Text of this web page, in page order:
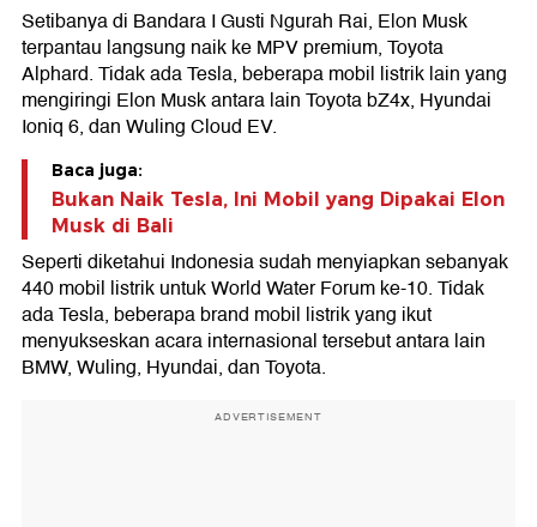
Setibanya di Bandara I Gusti Ngurah Rai, Elon Musk
terpantau langsung naik ke MPV premium, Toyota
Alphard. Tidak ada Tesla, beberapa mobil listrik lain yang
mengiringi Elon Musk antara lain Toyota bZ4x, Hyundai
Ioniq 6, dan Wuling Cloud EV.
Baca juga:
Bukan Naik Tesla, Ini Mobil yang Dipakai Elon
Musk di Bali
Seperti diketahui Indonesia sudah menyiapkan sebanyak
440 mobil listrik untuk World Water Forum ke-10. Tidak
ada Tesla, beberapa brand mobil listrik yang ikut
menyukseskan acara internasional tersebut antara lain
BMW, Wuling, Hyundai, dan Toyota.
ADVERTISEMENT